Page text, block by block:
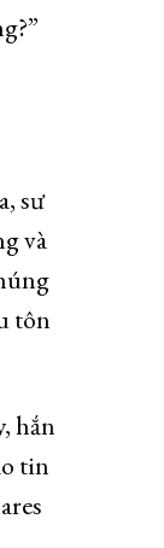
sư
và
tôn
hắn
tin